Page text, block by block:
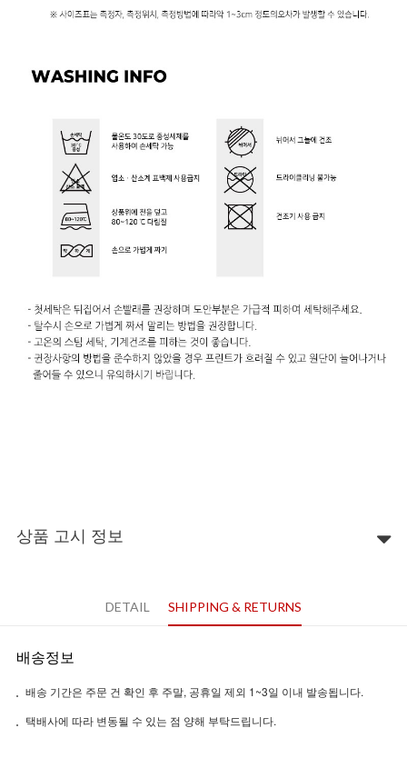
상품 고시 정보
DETAIL SHIPPING & RETURNS
배송정보
배송 기간은 주문 건 확인 후 주말, 공휴일 제외 1~3일 이내 발송됩니다.
택배사에 따라 변동될 수 있는 점 양해 부탁드립니다.